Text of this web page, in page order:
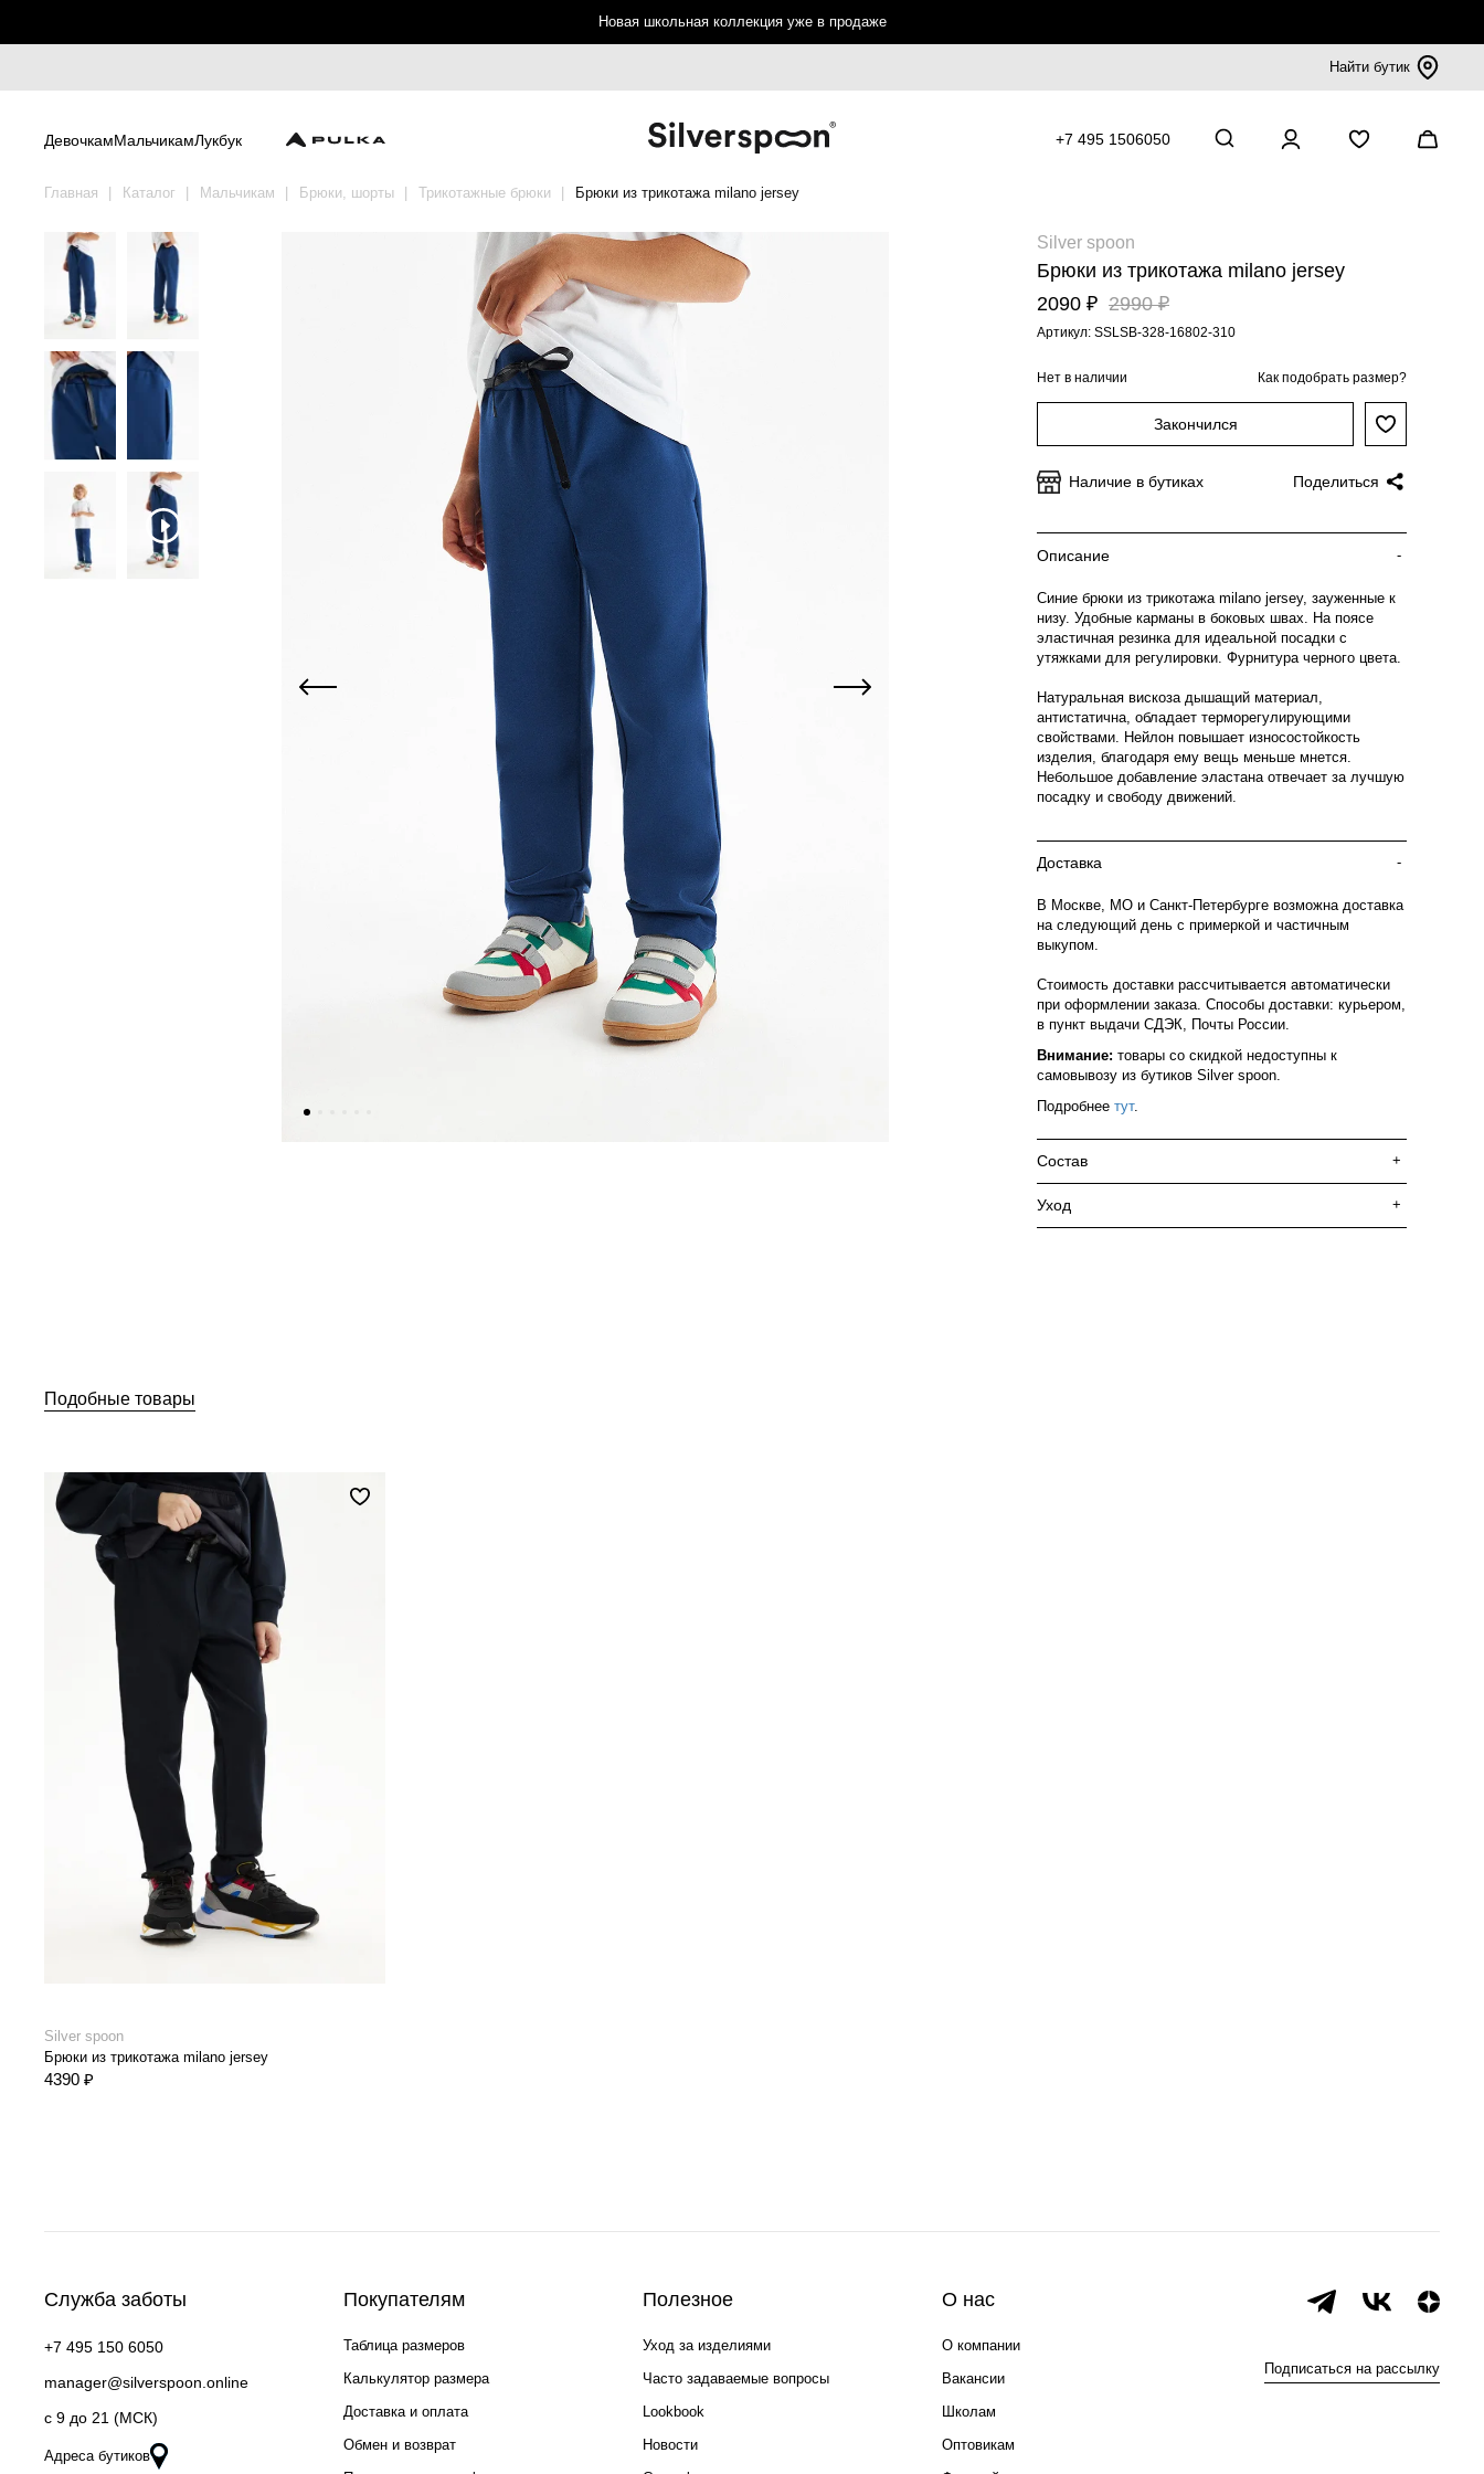
Новая школьная коллекция уже в продаже
Найти бутик
ДевочкамМальчикамЛукбук +7 495 1506050
Главная Каталог Мальчикам Брюки, шорты Трикотажные брюки Брюки из трикотажа milano jersey
Silver spoon
Брюки из трикотажа milano jersey
2090 ₽ 2990 ₽
Артикул: SSLSB-328-16802-310
Нет в наличии Как подобрать размер?
Закончился
Наличие в бутиках Поделиться
Описание -
Синие брюки из трикотажа milano jersey, зауженные к
низу. Удобные карманы в боковых швах. На поясе
эластичная резинка для идеальной посадки с
утяжками для регулировки. Фурнитура черного цвета.
Натуральная вискоза дышащий материал,
антистатична, обладает терморегулирующими
свойствами. Нейлон повышает износостойкость
изделия, благодаря ему вещь меньше мнется.
Небольшое добавление эластана отвечает за лучшую
посадку и свободу движений.
Доставка -
В Москве, МО и Санкт-Петербурге возможна доставка
на следующий день с примеркой и частичным
выкупом.
Стоимость доставки рассчитывается автоматически
при оформлении заказа. Способы доставки: курьером,
в пункт выдачи СДЭК, Почты России.
Внимание: товары со скидкой недоступны к
самовывозу из бутиков Silver spoon.
Подробнее тут.
Состав +
Уход +
Подобные товары
Silver spoon
Брюки из трикотажа milano jersey
4390 ₽
Служба заботы
+7 495 150 6050
manager@silverspoon.online
c 9 до 21 (МСК)
Адреса бутиков
Покупателям
Таблица размеров
Калькулятор размера
Доставка и оплата
Обмен и возврат
Полезное
Уход за изделиями
Часто задаваемые вопросы
Lookbook
Новости
О нас
О компании
Вакансии
Школам
Оптовикам
Подписаться на рассылку